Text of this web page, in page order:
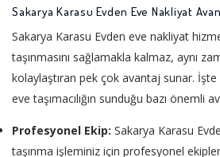
Sakarya Karasu Evden Eve Nakliyat
Sakarya Karasu Evden eve nakliyat
taşınmasını sağlamakla kalmaz, aynı
kolaylaştıran pek çok avantaj sunar.
eve taşımacılığın sunduğu bazı önemli
Profesyonel Ekip: Sakarya Karasu
taşınma işleminiz için profesyonel